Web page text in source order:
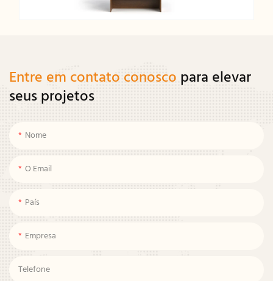
Entre em contato conosco para elevar
seus projetos
Nome
O Email
País
Empresa
Telefone